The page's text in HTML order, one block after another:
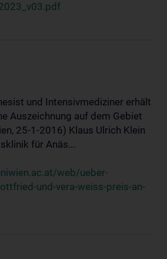
und Intensivmediziner erhält
Auszeichnung auf dem Gebiet
25-1-2016) Klaus Ulrich Klein
für Anäs...
web/ueber-
und-vera-weiss-preis-an-